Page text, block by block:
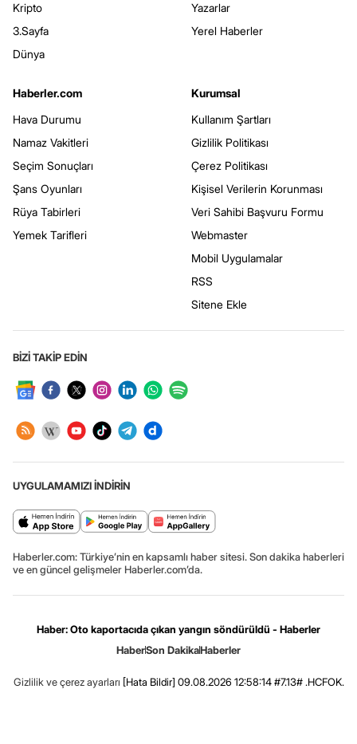
Kripto
3.Sayfa
Dünya
Yazarlar
Yerel Haberler
Haberler.com
Hava Durumu
Namaz Vakitleri
Seçim Sonuçları
Şans Oyunları
Rüya Tabirleri
Yemek Tarifleri
Kurumsal
Kullanım Şartları
Gizlilik Politikası
Çerez Politikası
Kişisel Verilerin Korunması
Veri Sahibi Başvuru Formu
Webmaster
Mobil Uygulamalar
RSS
Sitene Ekle
BİZİ TAKİP EDİN
UYGULAMAMIZI İNDİRİN
Haberler.com: Türkiye’nin en kapsamlı haber sitesi. Son dakika haberleri
ve en güncel gelişmeler Haberler.com’da.
Haber: Oto kaportacıda çıkan yangın söndürüldü - Haberler
HaberSon DakikaHaberler
Gizlilik ve çerez ayarları [Hata Bildir] 09.08.2026 12:58:14 #7.13# .HCFOK.